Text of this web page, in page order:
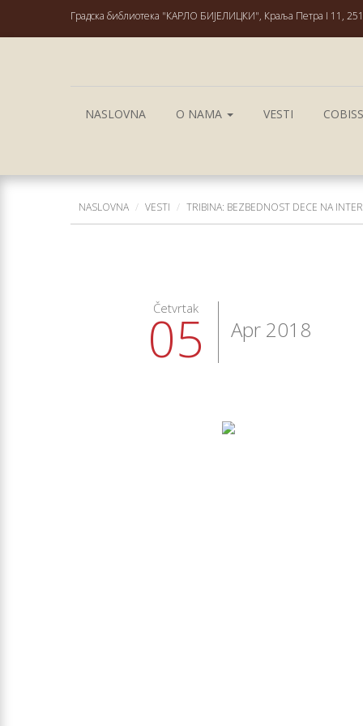
Градска библиотека "КАРЛО БИЈЕЛИЦКИ", Краља Петра I 11,
NASLOVNA O NAMA VESTI COBISS
NASLOVNA VESTI TRIBINA: BEZBEDNOST DECE NA
Četvrtak
05 Apr 2018